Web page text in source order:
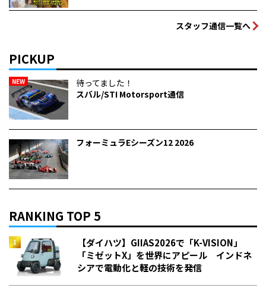
スタッフ通信一覧へ
PICKUP
NEW
待ってました！
スバル/STI Motorsport通信
フォーミュラEシーズン12 2026
RANKING TOP 5
【ダイハツ】GIIAS2026で「K-VISION」
「ミゼットX」を世界にアピール インドネ
シアで電動化と軽の技術を発信